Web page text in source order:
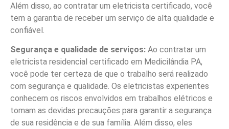
Além disso, ao contratar um eletricista certificado, você
tem a garantia de receber um serviço de alta qualidade e
confiável.
Segurança e qualidade de serviços: Ao contratar um
eletricista residencial certificado em Medicilândia PA,
você pode ter certeza de que o trabalho será realizado
com segurança e qualidade. Os eletricistas experientes
conhecem os riscos envolvidos em trabalhos elétricos e
tomam as devidas precauções para garantir a segurança
de sua residência e de sua família. Além disso, eles